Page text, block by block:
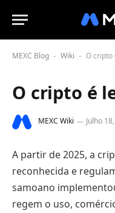
MEXC Blog - Wiki - O cripto
O cripto é
MEXC Wiki Julho
A partir de 2025, a
reconhecida e
samoano
regem o uso,